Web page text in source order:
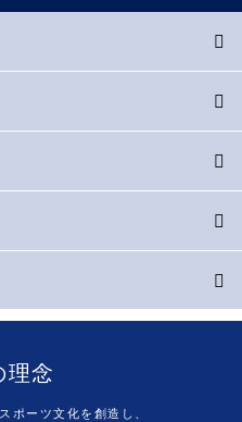
理念
ポーツ文化を創造し、